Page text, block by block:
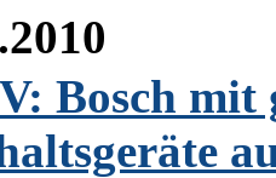
Bosch mit